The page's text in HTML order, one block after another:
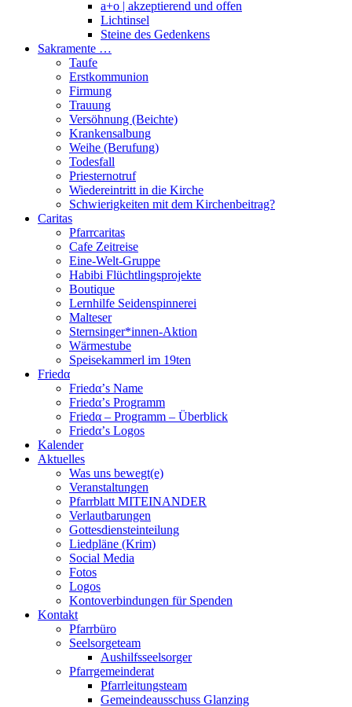
a+o | akzeptierend und offen
Lichtinsel
Steine des Gedenkens
Sakramente …
Taufe
Erstkommunion
Firmung
Trauung
Versöhnung (Beichte)
Krankensalbung
Weihe (Berufung)
Todesfall
Priesternotruf
Wiedereintritt in die Kirche
Schwierigkeiten mit dem Kirchenbeitrag?
Caritas
Pfarrcaritas
Cafe Zeitreise
Eine-Welt-Gruppe
Habibi Flüchtlingsprojekte
Boutique
Lernhilfe Seidenspinnerei
Malteser
Sternsinger*innen-Aktion
Wärmestube
Speisekammerl im 19ten
Friedα
Friedα’s Name
Friedα’s Programm
Friedα – Programm – Überblick
Friedα’s Logos
Kalender
Aktuelles
Was uns bewegt(e)
Veranstaltungen
Pfarrblatt MITEINANDER
Verlautbarungen
Gottesdiensteinteilung
Liedpläne (Krim)
Social Media
Fotos
Logos
Kontoverbindungen für Spenden
Kontakt
Pfarrbüro
Seelsorgeteam
Aushilfsseelsorger
Pfarrgemeinderat
Pfarrleitungsteam
Gemeindeausschuss Glanzing